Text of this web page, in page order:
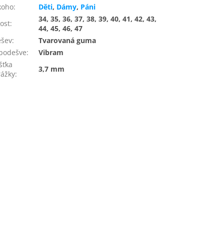
: Děti, Dámy, Páni
:
34, 35, 36, 37, 38, 39, 40, 41, 42, 43,
44, 45, 46, 47
:
Tvarovaná guma
:
Vibram
:
3,7 mm